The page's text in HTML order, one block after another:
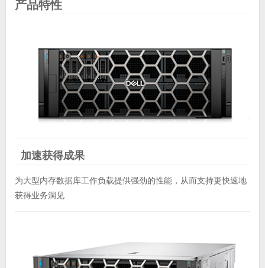
产品特性
加速获得成果
为大型内存数据库工作负载提供强劲的性能，从而支持更快速地
获得业务洞见